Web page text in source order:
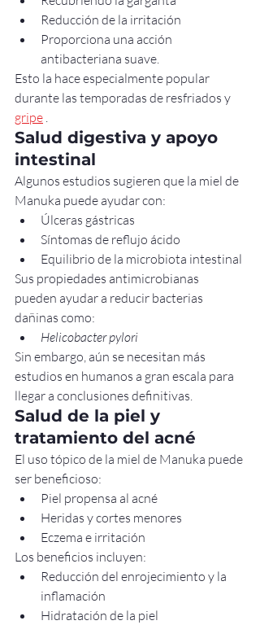
Reducción de la irritación
Proporciona una acción
antibacteriana suave.
Esto la hace especialmente popular
durante las temporadas de resfriados y
gripe .
Salud digestiva y apoyo
intestinal
Algunos estudios sugieren que la miel de
Manuka puede ayudar con:
Úlceras gástricas
Síntomas de reflujo ácido
Equilibrio de la microbiota intestinal
Sus propiedades antimicrobianas
pueden ayudar a reducir bacterias
dañinas como:
Helicobacter pylori
Sin embargo, aún se necesitan más
estudios en humanos a gran escala para
llegar a conclusiones definitivas.
Salud de la piel y
tratamiento del acné
El uso tópico de la miel de Manuka puede
ser beneficioso:
Piel propensa al acné
Heridas y cortes menores
Eczema e irritación
Los beneficios incluyen:
Reducción del enrojecimiento y la
inflamación
Hidratación de la piel